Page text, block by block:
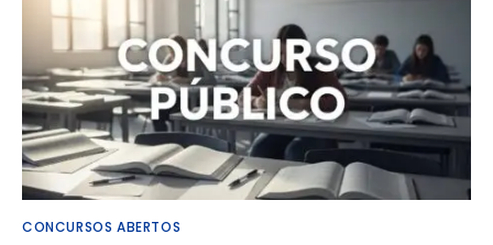
CONCURSOS ABERTOS